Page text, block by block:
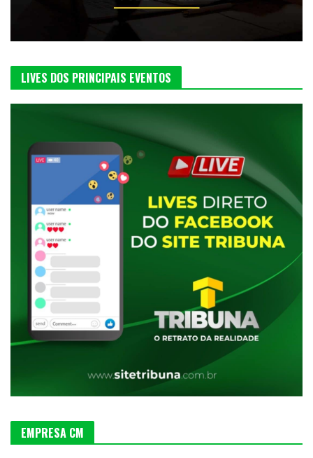
LIVES DOS PRINCIPAIS EVENTOS
EMPRESA CM